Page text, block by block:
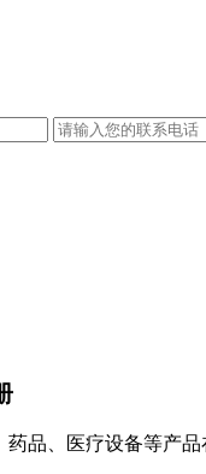
药品、医疗设备等产